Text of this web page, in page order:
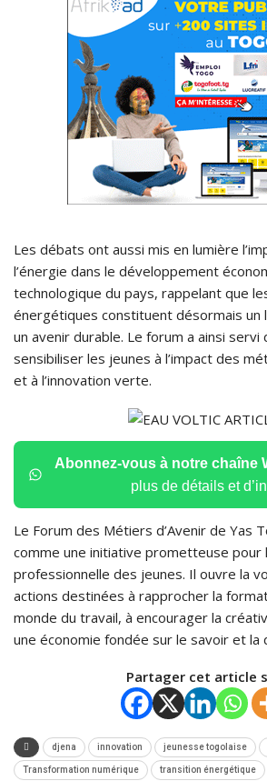
Les débats ont aussi mis en lumière
l’énergie dans le développement
technologique du pays, rappelant que
énergétiques constituent désormais un
un avenir durable. Le forum a ainsi
sensibiliser les jeunes à l’impact des
et à l’innovation verte.
Abonnez-vous à notre chaîne
plus de détails et
Le Forum des Métiers d’Avenir de Yas
comme une initiative prometteuse pour
professionnelle des jeunes. Il ouvre la
actions destinées à rapprocher la
monde du travail, à encourager la
une économie fondée sur le savoir et la
Partager cet article
djena innovation jeunesse togolaise
Transformation numérique transition énergétique